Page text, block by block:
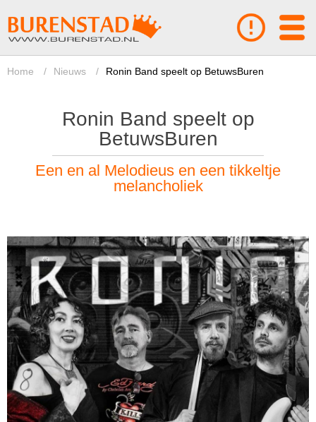
Home / Nieuws / Ronin Band speelt op BetuwsBuren
Ronin Band speelt op
BetuwsBuren
Een en al Melodieus en een tikkeltje
melancholiek